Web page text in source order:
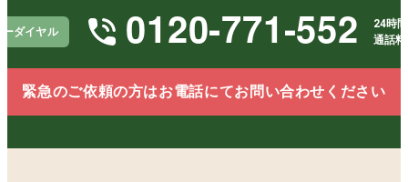
ーダイヤル 0120-771-552
24時
通話
緊急のご依頼の方はお電話にてお問い合わせください